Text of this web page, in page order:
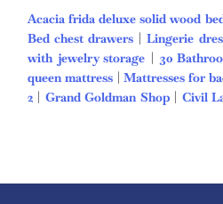
Acacia frida deluxe solid wood
Bed chest drawers |Lingerie
with jewelry storage | 30
queen mattress|Mattresses for
2 | Grand Goldman Shop| Civil